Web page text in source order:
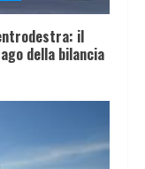
il
della bilancia